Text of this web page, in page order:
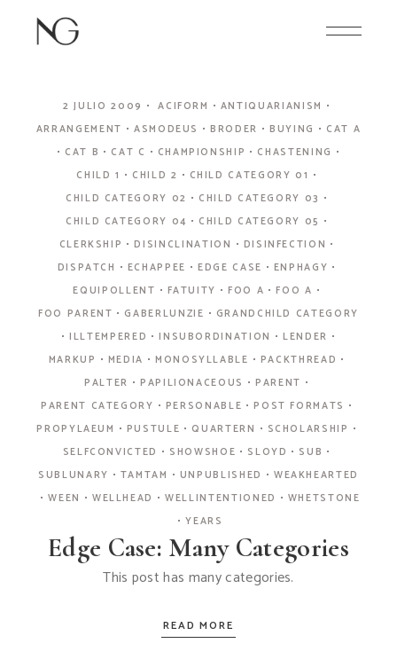
content
2 JULIO 2009 ACIFORM
ANTIQUARIANISM
ARRANGEMENT
ASMODEUS BRODER BUYING
CAT A
CAT B
CAT C CHAMPIONSHIP
CHASTENING
CHILD 1
CHILD 2
CHILD CATEGORY 01
CHILD CATEGORY 02
CHILD CATEGORY 03
CHILD CATEGORY 04
CHILD CATEGORY 05
CLERKSHIP
DISINCLINATION
DISINFECTION
DISPATCH
ECHAPPEE EDGE CASE
ENPHAGY
EQUIPOLLENT
FATUITY FOO A
FOO A
FOO PARENT
GABERLUNZIE
GRANDCHILD CATEGORY
ILLTEMPERED
INSUBORDINATION
LENDER
MARKUP
MEDIA MONOSYLLABLE
PACKTHREAD
PALTER
PAPILIONACEOUS
PARENT
PARENT CATEGORY
PERSONABLE
POST FORMATS
PROPYLAEUM
PUSTULE QUARTERN
SCHOLARSHIP
SELFCONVICTED
SHOWSHOE SLOYD
SUB
SUBLUNARY
TAMTAM UNPUBLISHED
WEAKHEARTED
WEEN
WELLHEAD WELLINTENTIONED
WHETSTONE
YEARS
Edge Case: Many Categories
This post has many categories.
READ MORE